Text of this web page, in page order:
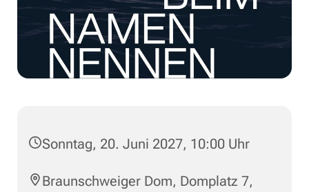
Sonntag, 20. Juni 2027, 10:00 Uhr
Braunschweiger Dom, Domplatz 7,